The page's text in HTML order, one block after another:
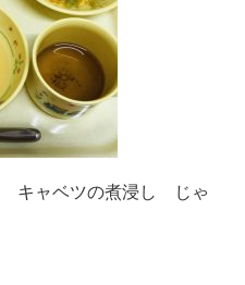
ャベツの煮浸し じゃ